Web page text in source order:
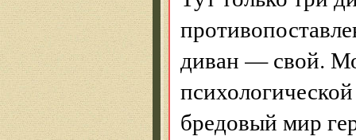
диван — свой.
бредовый мир